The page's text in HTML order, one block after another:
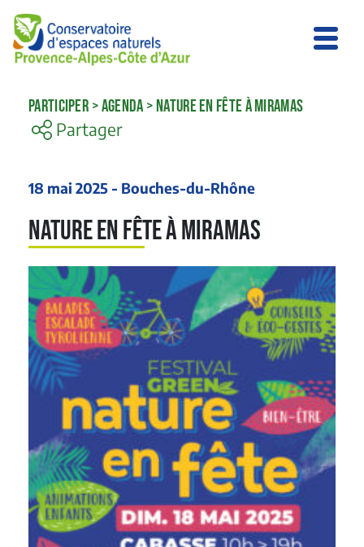
PARTICIPER >AGENDA >NATURE EN FÊTE À MIRAMAS
Partager
18 mai 2025 - Bouches-du-Rhône
Nature en fête à Miramas